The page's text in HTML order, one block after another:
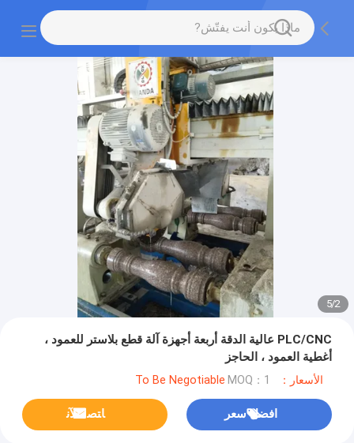
2
/
5
PLC/CNC عالية الدقة أربعة أجهزة آلة قطع بلاستر للعمود ،
أغطية العمود ، الحاجز
الأسعار：To Be Negotiable MOQ：1
افضل سعر ﺎﺘﺼﻟ ﺍﻶﻧ